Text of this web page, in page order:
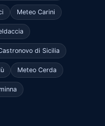
Meteo Carini
di Sicilia
Meteo Cerda